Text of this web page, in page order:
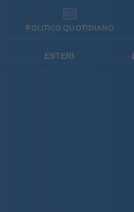
POLITICO QUOTIDIANO
ESTERI